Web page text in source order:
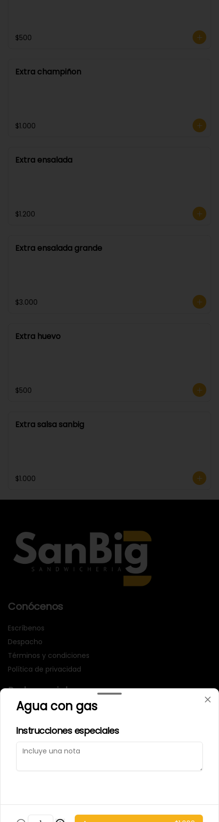
$500
Extra champiñon
$1.000
Extra ensalada
$1.200
Extra ensalada grande
$3.000
Extra huevo
$500
Extra salsa sanbig
$1.000
Conócenos
Escríbenos
Despacho
Términos y condiciones
Política de privacidad
Redes sociales
Instagram
Mi cuenta
Iniciar sesión
Agua con gas
Instrucciones especiales